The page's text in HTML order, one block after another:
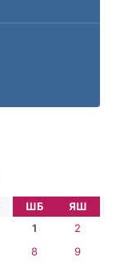
ШБ
ЯШ
1
2
8
9